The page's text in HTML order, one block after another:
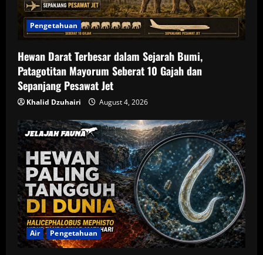
i
o
n
Pengetahuan
Hewan Darat Terbesar dalam Sejarah Bumi,
Patagotitan Mayorum Seberat 10 Gajah dan
Sepanjang Pesawat Jet
Khalid Dzuhairi August 4, 2026
Air Pengetahuan